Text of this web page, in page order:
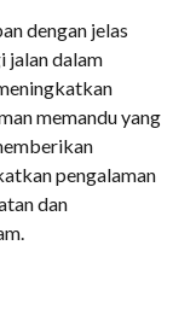
dengan jelas
jalan dalam
memandu yang
pengalaman
dan